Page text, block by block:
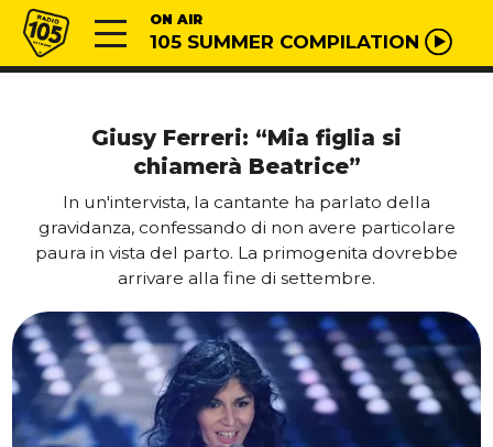
Vai al contenuto
Radio 105 ON AIR
105 SUMMER COMPILATION
Giusy Ferreri: “Mia figlia si
chiamerà Beatrice”
In un'intervista, la cantante ha parlato della
gravidanza, confessando di non avere particolare
paura in vista del parto. La primogenita dovrebbe
arrivare alla fine di settembre.